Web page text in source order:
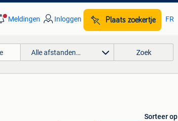
Meldingen Inloggen Plaats zoekertje FR
Alle afstanden… Zoek
Sorteer op